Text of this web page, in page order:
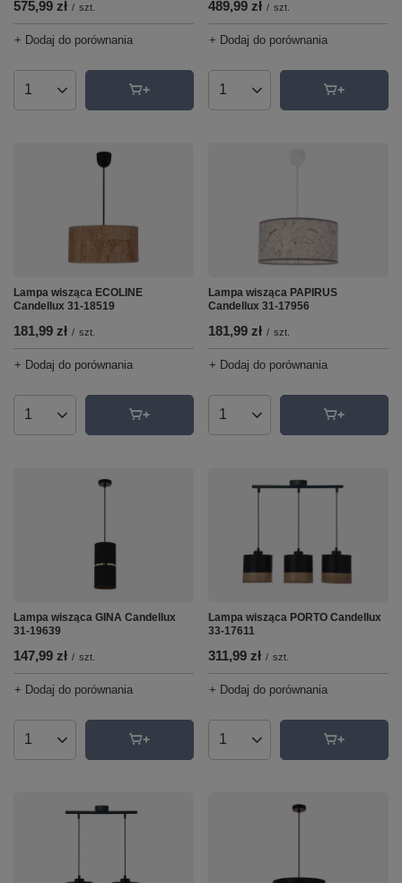
575,99 zł / szt.
+ Dodaj do porównania
Ilość produktów
489,99 zł / szt.
+ Dodaj do porównania
Ilość produktów
Lampa wisząca ECOLINE
Candellux 31-18519
181,99 zł / szt.
+ Dodaj do porównania
Ilość produktów
Lampa wisząca PAPIRUS
Candellux 31-17956
181,99 zł / szt.
+ Dodaj do porównania
Ilość produktów
Lampa wisząca GINA Candellux
31-19639
147,99 zł / szt.
+ Dodaj do porównania
Ilość produktów
Lampa wisząca PORTO Candellux
33-17611
311,99 zł / szt.
+ Dodaj do porównania
Ilość produktów